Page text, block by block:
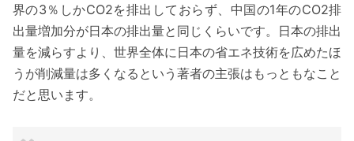
界の3％しかCO2を排出しておらず、中国の1年のCO2排
出量増加分が日本の排出量と同じくらいです。日本の排出
量を減らすより、世界全体に日本の省エネ技術を広めたほ
うが削減量は多くなるという著者の主張はもっともなこと
だと思います。